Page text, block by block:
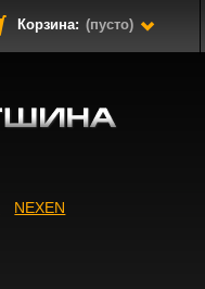
Корзина: (пусто)
NEXEN